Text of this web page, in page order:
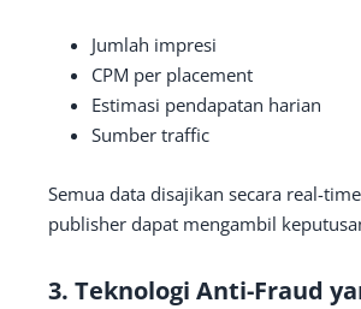
Jumlah impresi
CPM per placement
Estimasi pendapatan harian
Sumber traffic
Semua data disajikan secara real-
publisher dapat mengambil
3. Teknologi Anti-Fraud